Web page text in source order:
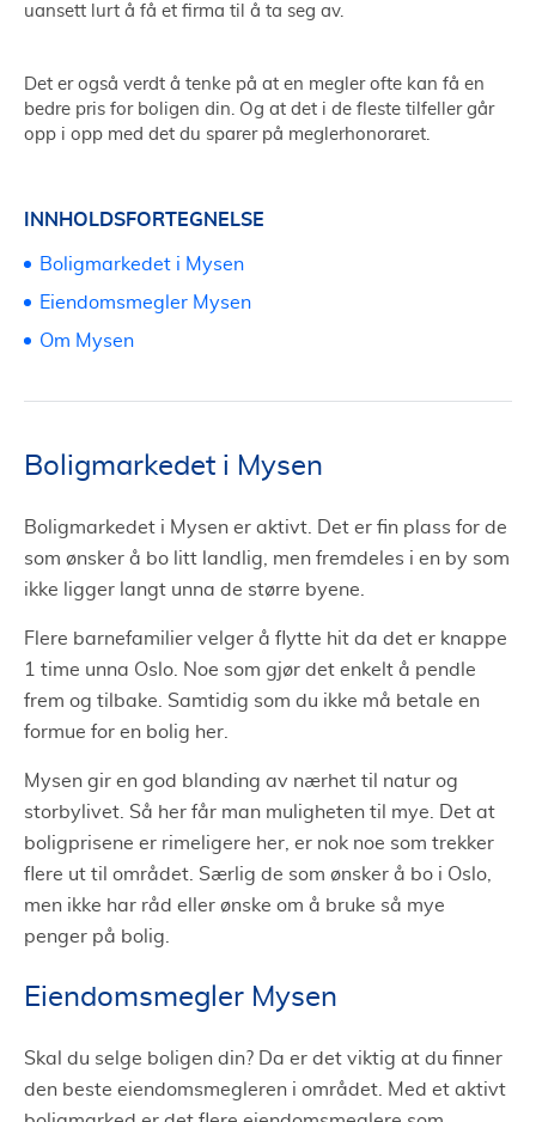
uansett lurt å få et firma til å ta seg av.
Det er også verdt å tenke på at en megler ofte kan få en
bedre pris for boligen din. Og at det i de fleste tilfeller går
opp i opp med det du sparer på meglerhonoraret.
Boligmarkedet i Mysen
Boligmarkedet i Mysen er aktivt. Det er fin plass for de
som ønsker å bo litt landlig, men fremdeles i en by som
ikke ligger langt unna de større byene.
Flere barnefamilier velger å flytte hit da det er knappe
1 time unna Oslo. Noe som gjør det enkelt å pendle
frem og tilbake. Samtidig som du ikke må betale en
formue for en bolig her.
Mysen gir en god blanding av nærhet til natur og
storbylivet. Så her får man muligheten til mye. Det at
boligprisene er rimeligere her, er nok noe som trekker
flere ut til området. Særlig de som ønsker å bo i Oslo,
men ikke har råd eller ønske om å bruke så mye
penger på bolig.
Eiendomsmegler Mysen
Skal du selge boligen din? Da er det viktig at du finner
den beste eiendomsmegleren i området. Med et aktivt
INNHOLDSFORTEGNELSE
Boligmarkedet i Mysen
Eiendomsmegler Mysen
Om Mysen